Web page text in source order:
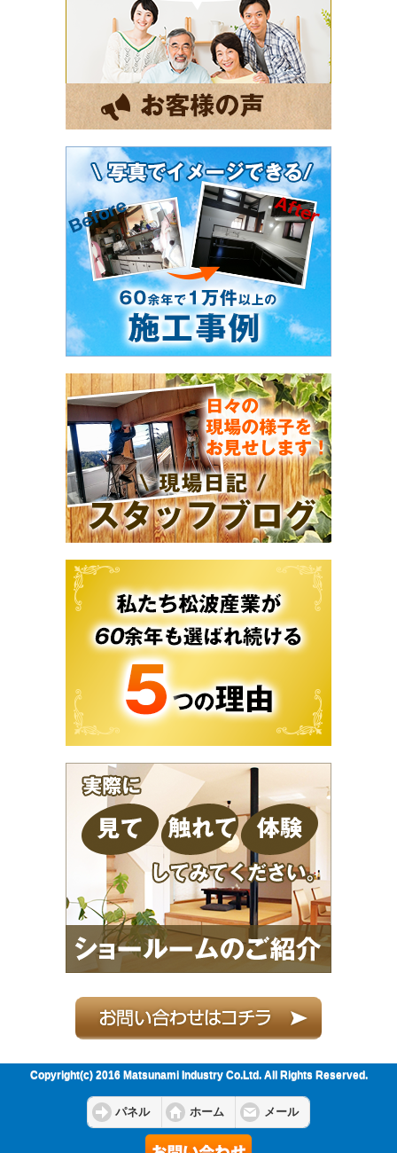
Copyright(c) 2016 Matsunami Industry Co.Ltd. All Rights Reserved.
パネル ホーム メール